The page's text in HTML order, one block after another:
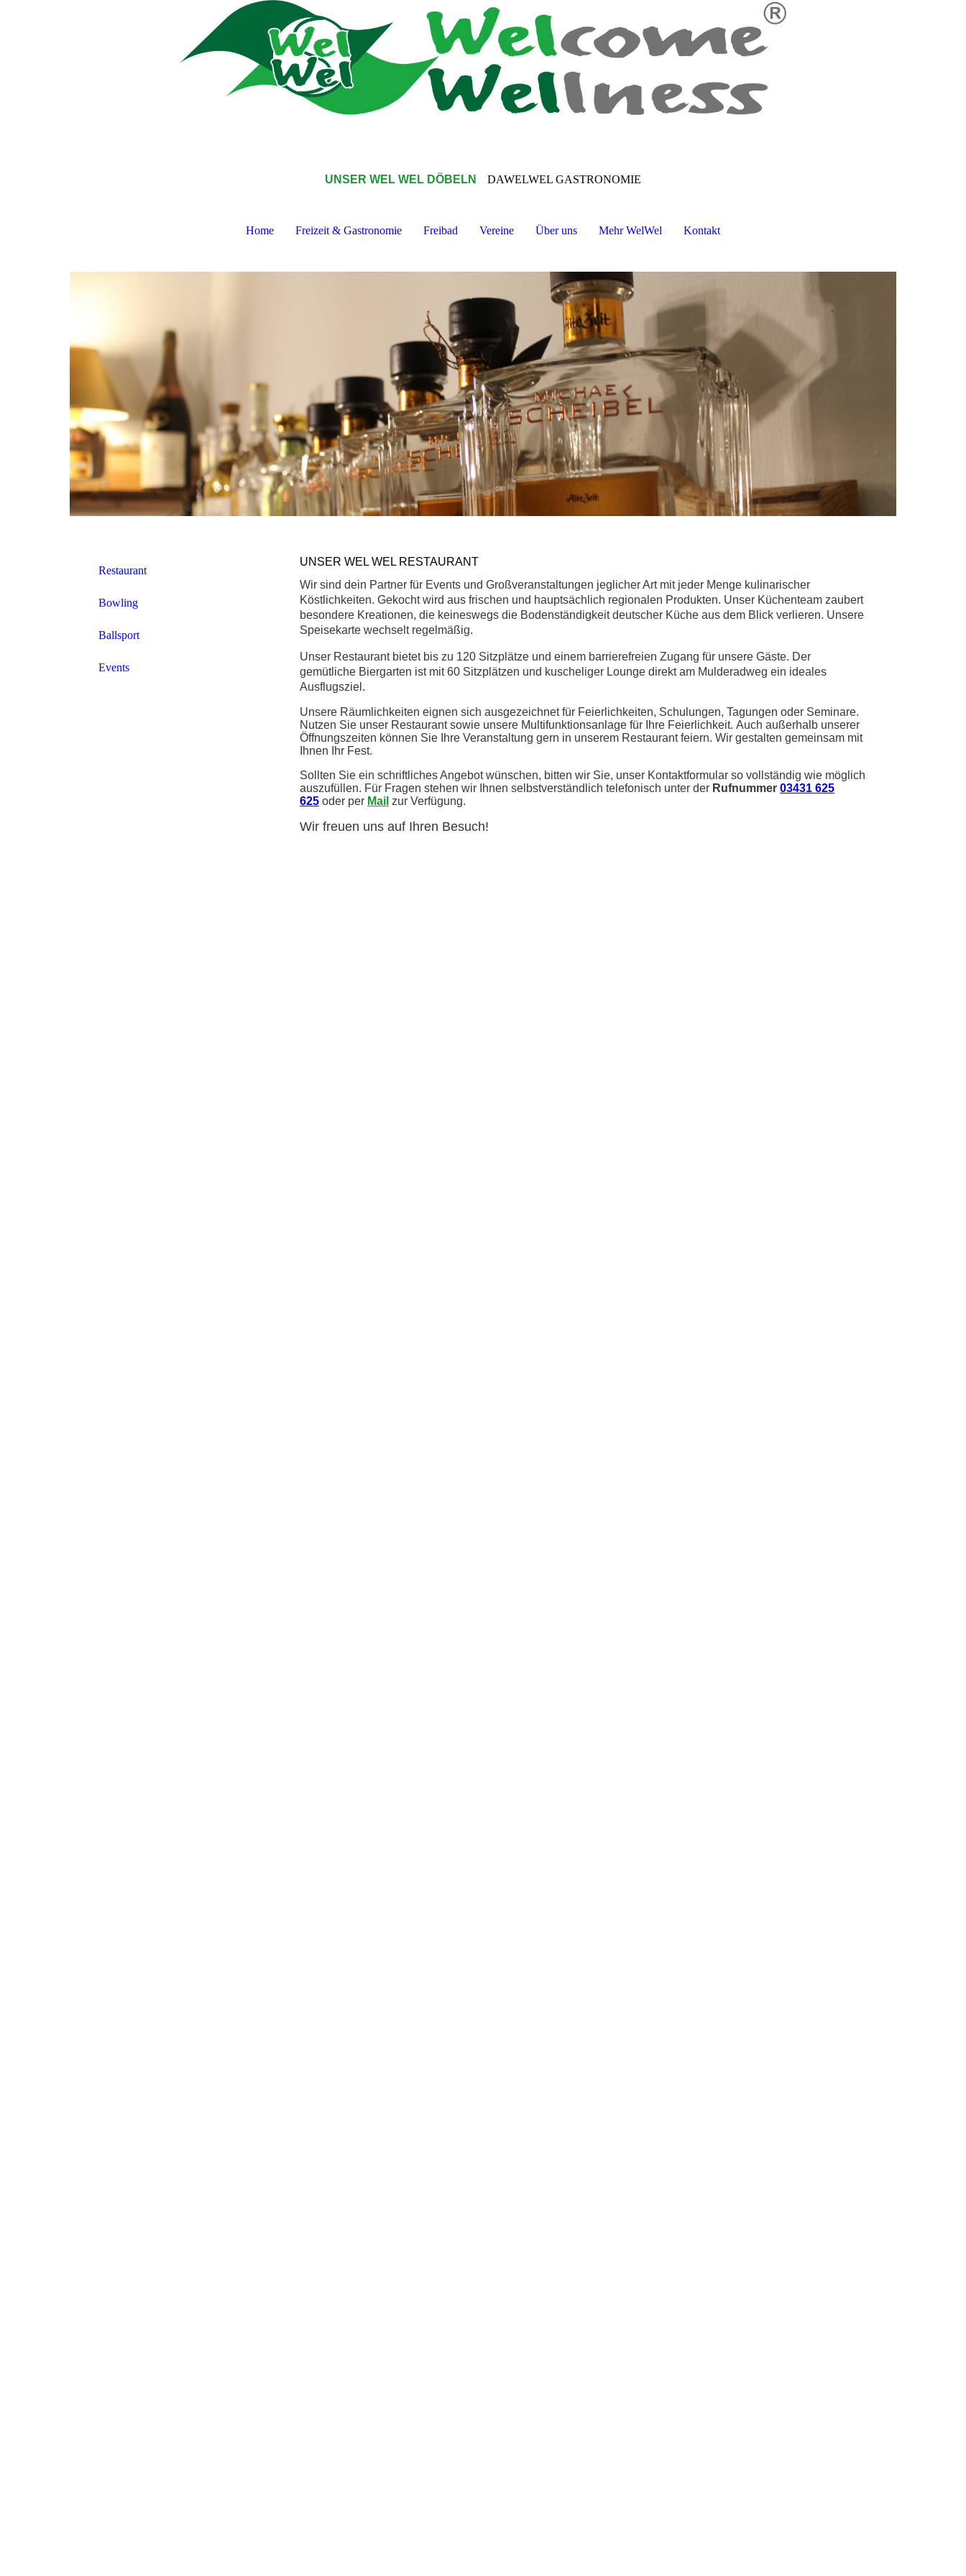
UNSER WEL WEL DÖBELN DAWELWEL GASTRONOMIE
Home Freizeit & Gastronomie Freibad Vereine Über uns Mehr WelWel Kontakt
Restaurant
Bowling
Ballsport
Events
UNSER WEL WEL RESTAURANT
Wir sind dein Partner für Events und Großveranstaltungen jeglicher Art mit jeder Menge kulinarischer
Köstlichkeiten. Gekocht wird aus frischen und hauptsächlich regionalen Produkten. Unser Küchenteam zaubert
besondere Kreationen, die keineswegs die Bodenständigkeit deutscher Küche aus dem Blick verlieren. Unsere
Speisekarte wechselt regelmäßig.
Unser Restaurant bietet bis zu 120 Sitzplätze und einem barrierefreien Zugang für unsere Gäste. Der
gemütliche Biergarten ist mit 60 Sitzplätzen und kuscheliger Lounge direkt am Mulderadweg ein ideales
Ausflugsziel.
Unsere Räumlichkeiten eignen sich ausgezeichnet für Feierlichkeiten, Schulungen, Tagungen oder Seminare.
Nutzen Sie unser Restaurant sowie unsere Multifunktionsanlage für Ihre Feierlichkeit. Auch außerhalb unserer
Öffnungszeiten können Sie Ihre Veranstaltung gern in unserem Restaurant feiern. Wir gestalten gemeinsam mit
Ihnen Ihr Fest.
Sollten Sie ein schriftliches Angebot wünschen, bitten wir Sie, unser Kontaktformular so vollständig wie möglich
auszufüllen. Für Fragen stehen wir Ihnen selbstverständlich telefonisch unter der Rufnummer 03431 625
625 oder per Mail zur Verfügung.
Wir freuen uns auf Ihren Besuch!